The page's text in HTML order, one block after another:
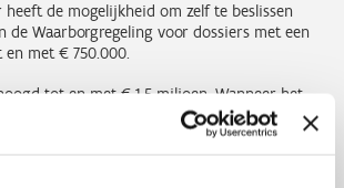
de mogelijkheid om zelf te beslissen
de Waarborgregeling voor dossiers met een
met € 750.000.
tot en met € 1,5 miljoen. Wanneer het
binnen één onderneming wordt
de aanvraag die goedgekeurd werd door de